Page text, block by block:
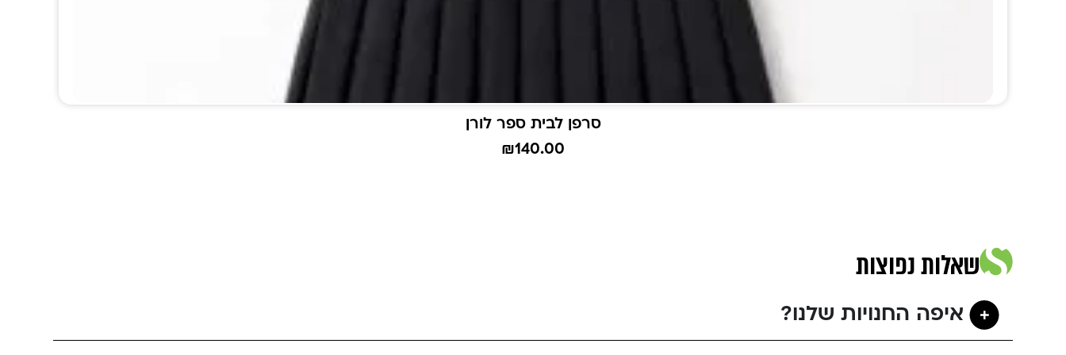
סרפן לבית ספר לורן
₪140.00
שאלות נפוצות
איפה החנויות שלנו?